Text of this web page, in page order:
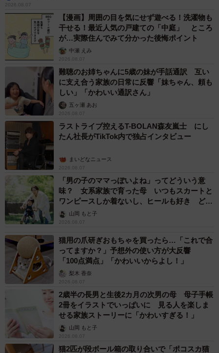
7/24
【アフター】ワンピースのロロノア・ゾロ（提供画像）
「最終的には筆で描き上げることが多いのですが、作品に
よって異なります。私の場合は、作品を作るときに型とい
うモノが無く、自分の頭の中に沸いたイメージをどの出力
方法が一番形になるかな？と考えて、道具や方法を選んで
います。なので作品によって工程が違います。ただ、筆を
使う頻度はかなり多いですね」
ーーさまざまな漫画、アニメ作品を取り上げていますが、
2026.08.07
【漫画】周囲の目を気にせず遊べる！洗濯物も
干せる！最近人気の戸建ての「中庭」 ところ
が…実際住んでみて分かった後悔ポイント
中瀬 えみ
2026.08.07
難聴のお姉ちゃんに5歳の妹が手話通訳 互い
に支え合う家族の日常に反響「妹ちゃん、頼も
しい」「かわいい通訳さん」
五ヶ瀬 あお
2026.08.07
ラストライブ控えるT-BOLAN森友嵐士 にし
たん社長がTikTok内で独占インタビュー
まいどなニュース
2026.08.07
「男の子のママっぽいよね」ってどういう意
味？ 女系家族で育った母 いつもスカートと
ワンピースしか着ないし、ヒールも好き どの
へんが…
山岡 もと子
2026.08.07
猫用の爪研ぎおもちゃを買ったら…「これで合
ってますか？」予想外の使い方が大反響
「100点満点」「かわいいからよし！」
梨木 香奈
2026.08.07
2歳半の長男と生後2カ月の次男の母 母子手帳
2冊をイラストでいっぱいに 見る人を楽しま
せる家族ストーリーに「かわいすぎる！」
山岡 もと子
2026.08.07
猫2匹が段ボール箱の取り合いで「ポコスカ猫